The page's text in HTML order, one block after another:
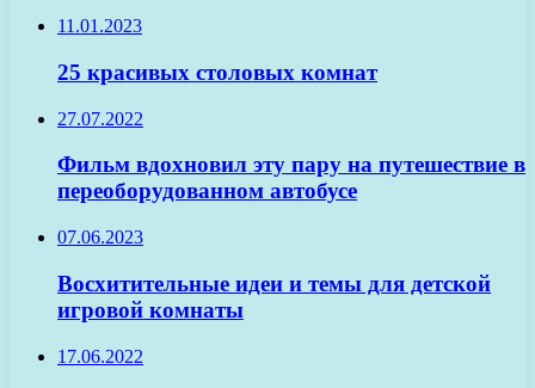
11.01.2023
25 красивых столовых комнат
27.07.2022
Фильм вдохновил эту пару на путешествие в
переоборудованном автобусе
07.06.2023
Восхитительные идеи и темы для детской
игровой комнаты
17.06.2022